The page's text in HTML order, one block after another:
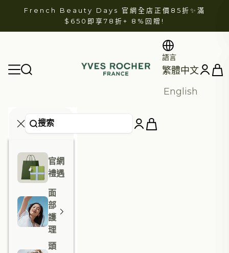
French Beauty Days 官網全店正價85折✨滿
$650即享78折+ 8%回贈 !
YVES ROCHER
開啟導航選單
語言
繁體中文
English
開啟帳戶
開啟
官網
禮遇
面
部
護
理
頭